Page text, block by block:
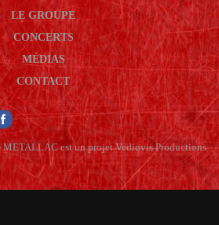
LE GROUPE
CONCERTS
MÉDIAS
CONTACT
est un projet Vediovis Productions